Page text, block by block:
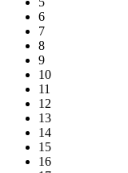
6
7
8
9
10
11
12
13
14
15
16